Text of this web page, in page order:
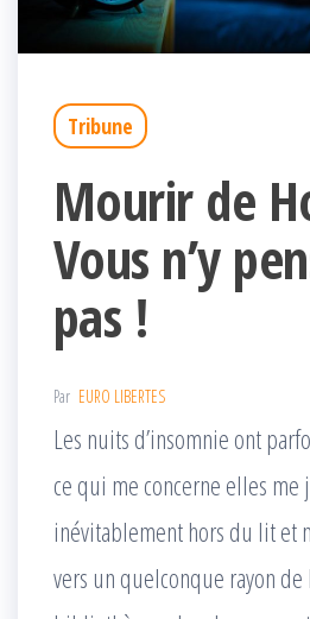
Tribune
Mourir de
Vous n’y
pas !
Par EURO LIBERTES
Les nuits d’insomnie ont
ce qui me concerne elles me
inévitablement hors du lit et
vers un quelconque rayon de